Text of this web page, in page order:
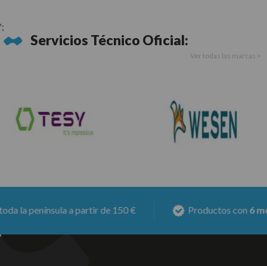
';
Servicios Técnico Oficial:
Ver todas las marcas >
a partir de 150 € Productos con6 meses